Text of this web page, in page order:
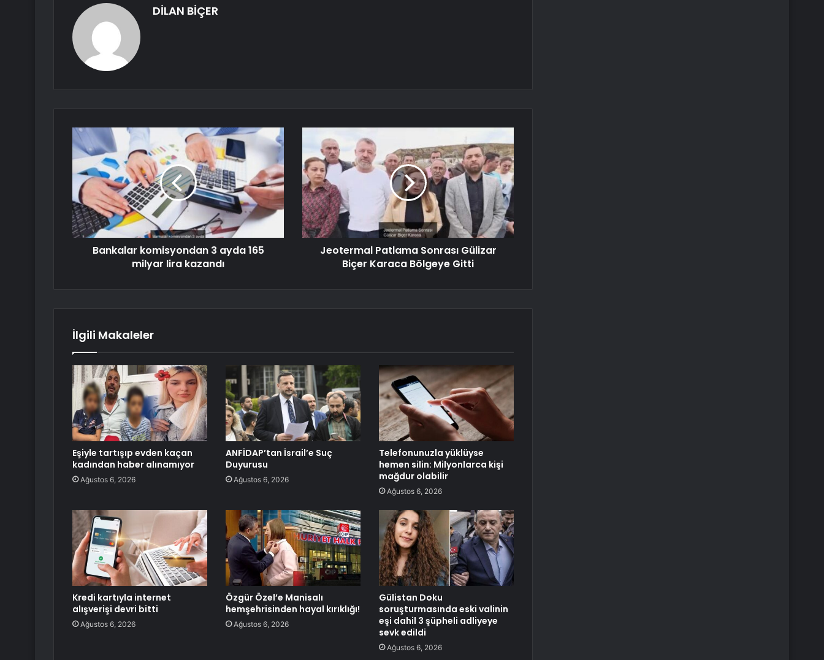
DİLAN BİÇER
Bankalar komisyondan 3 ayda 165
milyar lira kazandı
Jeotermal Patlama Sonrası Gülizar
Biçer Karaca Bölgeye Gitti
İlgili Makaleler
Eşiyle tartışıp evden kaçan
kadından haber alınamıyor
Ağustos 6, 2026
ANFİDAP’tan İsrail’e Suç
Duyurusu
Ağustos 6, 2026
Telefonunuzla yüklüyse
hemen silin: Milyonlarca kişi
mağdur olabilir
Ağustos 6, 2026
Kredi kartıyla internet
alışverişi devri bitti
Ağustos 6, 2026
Özgür Özel’e Manisalı
hemşehrisinden hayal kırıklığı!
Ağustos 6, 2026
Gülistan Doku
soruşturmasında eski valinin
eşi dahil 3 şüpheli adliyeye
sevk edildi
Ağustos 6, 2026